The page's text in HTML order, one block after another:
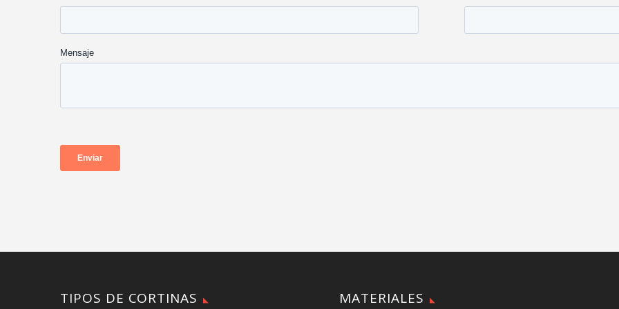
TIPOS DE CORTINAS MATERIALES